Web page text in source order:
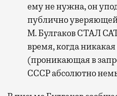
ему не нужна, он
публично
М. Булгаков СТАЛ
время, когда
(проникающая в
СССР абсолютно